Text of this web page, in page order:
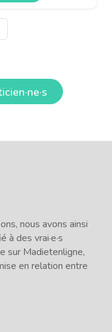
nous avons ainsi
à des vrai·e·s
sur Madietenligne,
en relation entre